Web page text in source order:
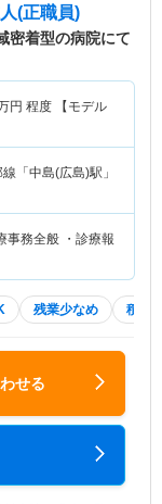
(正職員)
密着型の病院にて
円 程度 【モデル
線「中島(広島)駅」
事務全般 ・診療報
残業少なめ 積極
せる